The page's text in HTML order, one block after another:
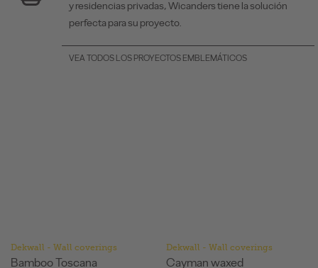
y residencias privadas, Wicanders tiene la solución
perfecta para su proyecto.
VEA TODOS LOS PROYECTOS EMBLEMÁTICOS
Dekwall - Wall coverings
Bamboo Toscana
Dekwall - Wall coverings
Cayman waxed